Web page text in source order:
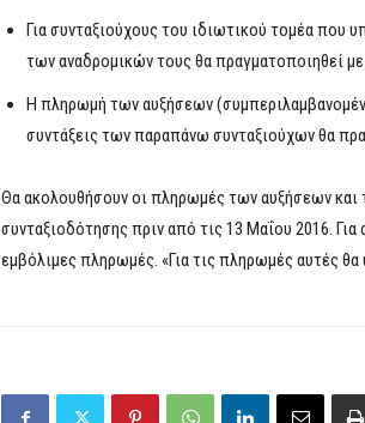
Για συνταξιούχους του ιδιωτικού τομέα που
των αναδρομικών τους θα πραγματοποιηθεί
Η πληρωμή των αυξήσεων
συντάξεις των παραπάνω συνταξιούχων θα
Θα ακολουθήσουν οι πληρωμές των αυξήσεων
συνταξιοδότησης πριν από τις 13 Μαΐου 2016.
εμβόλιμες πληρωμές. «Για τις πληρωμές αυτές